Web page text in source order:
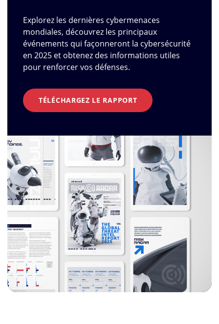
Explorez les dernières cybermenaces
mondiales, découvrez les principaux
événements qui façonneront la cybersécurité
en 2025 et obtenez des informations utiles
pour renforcer vos défenses.
TÉLÉCHARGEZ LE RAPPORT